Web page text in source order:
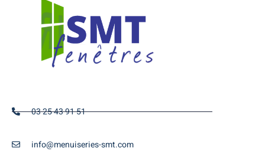
03 25 43 91 51
info@menuiseries-smt.com